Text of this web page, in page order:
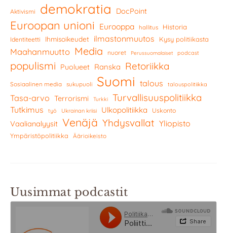
Aktivismi demokratia DocPoint
Euroopan unioni Eurooppa hallitus Historia
Identiteetti Ihmisoikeudet ilmastonmuutos Kysy politiikasta
Maahanmuutto Media nuoret Perussuomalaiset podcast
populismi Puolueet Ranska Retoriikka
Sosiaalinen media sukupuoli Suomi talous talouspolitiikka
Tasa-arvo Terrorismi Turkki Turvallisuuspolitiikka
Tutkimus työ Ukrainan kriisi Ulkopolitiikka Uskonto
Vaalianalyysit Venäjä Yhdysvallat Yliopisto
Ympäristöpolitiikka Äärioikeisto
Uusimmat podcastit